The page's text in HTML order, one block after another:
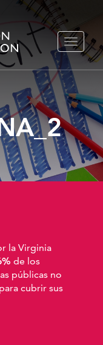
la Virginia
de los
públicas no
cubrir sus